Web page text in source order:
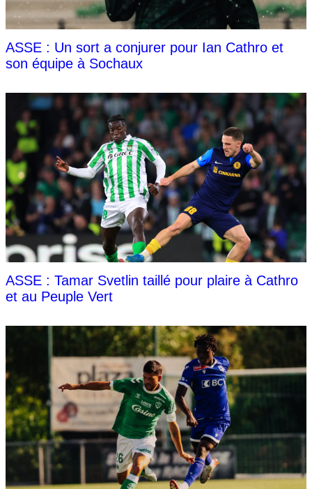
ASSE : Un sort a conjurer pour Ian Cathro et
son équipe à Sochaux
ASSE : Tamar Svetlin taillé pour plaire à Cathro
et au Peuple Vert